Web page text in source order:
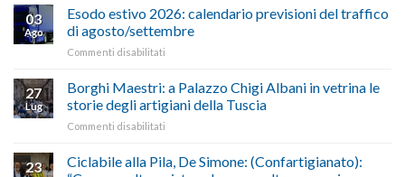
il
riconoscimento
del
tradizione
italiana”
–
Credito
imposta
in
Medio
Oriente
2026,
03
Ago
Esodo estivo 2026: calendario previsioni del traffico
di agosto/settembre
Commenti disabilitati
estivo
2026:
calendario
traffico
di
27
Lug
Borghi Maestri: a Palazzo Chigi Albani in vetrina le
storie degli artigiani della Tuscia
Commenti disabilitati
Maestri:
a
23
Ciclabile alla Pila, De Simone: (Confartigianato):